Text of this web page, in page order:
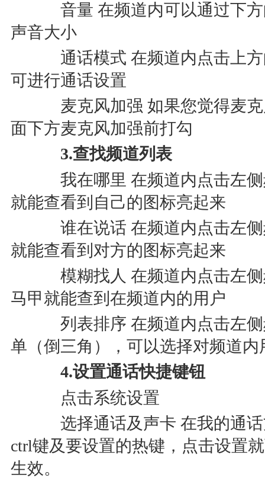
音量 在频道内可以通过下方
声音大小
通话模式 在频道内点击上方
可进行通话设置
麦克风加强 如果您觉得麦克
面下方麦克风加强前打勾
3.查找频道列表
我在哪里 在频道内点击左侧
就能查看到自己的图标亮起来
谁在说话 在频道内点击左侧
就能查看到对方的图标亮起来
模糊找人 在频道内点击左侧
马甲就能查到在频道内的用户
列表排序 在频道内点击左侧
单（倒三角），可以选择对频道
4.设置通话快捷键钮
点击系统设置
选择通话及声卡 在我的通话
ctrl键及要设置的热键，点击设置
生效。